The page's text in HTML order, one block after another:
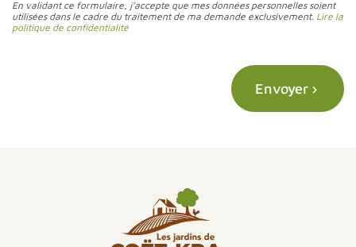
En validant ce formulaire, j'accepte que mes données personnelles soient
utilisées dans le cadre du traitement de ma demande exclusivement. Lire la
politique de confidentialité
Envoyer